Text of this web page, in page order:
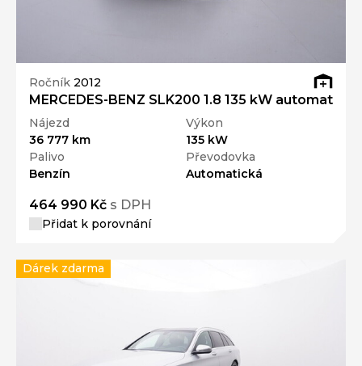
Ročník 2012
MERCEDES-BENZ SLK200 1.8 135 kW automat
Nájezd
36 777 km
Výkon
135 kW
Palivo
Benzín
Převodovka
Automatická
464 990 Kč s DPH
Přidat k porovnání
Dárek zdarma